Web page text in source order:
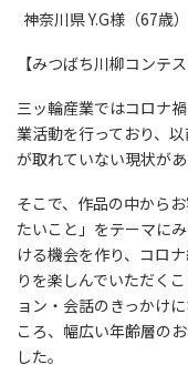
神奈川県 Y.G様（67歳
【みつばち川柳コンテス
三ッ輪産業ではコロナ
業活動を行っており、
が取れていない現状があ
そこで、作品の中から
たいこと」をテーマに
ける機会を作り、コロ
りを楽しんでいただく
ョン・会話のきっかけ
ころ、幅広い年齢層の
した。